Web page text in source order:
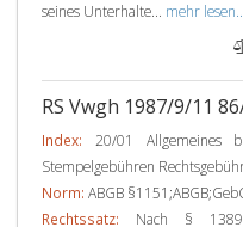
seines Unterhalte... mehr lesen...
RS Vwgh 1987/9/11
Index: 20/01 Allgemeines
Stempelgebühren
Norm: ABGB
Rechtssatz: Nach § 1389